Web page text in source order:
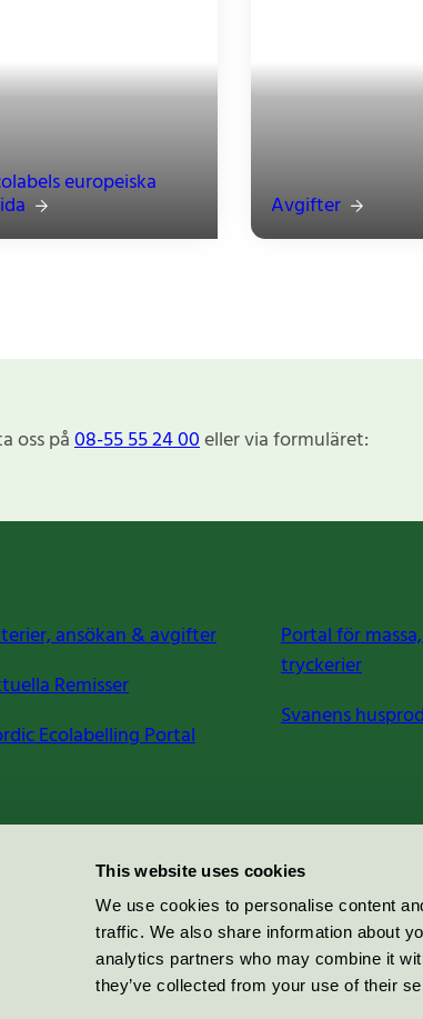
This website uses cookies
We use cookies to personalise content
traffic. We also share information about
analytics partners who may combine it
they’ve collected from your use of their
europeiska
Avgifter
oss på08-55 55 24 00eller via formuläret:
ansökan & avgifter
Remisser
Ecolabelling Portal
Portal för
tryckerier
Svanens
Sverige AB